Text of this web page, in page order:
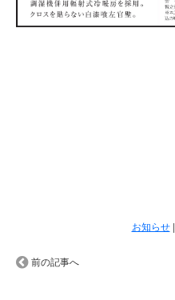
前の記事へ
お知らせ|